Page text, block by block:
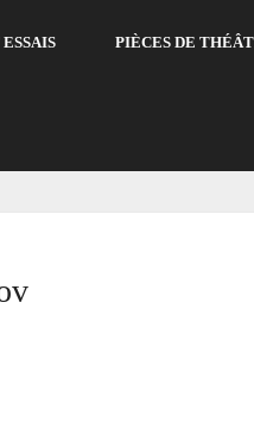
PIÈCES DE